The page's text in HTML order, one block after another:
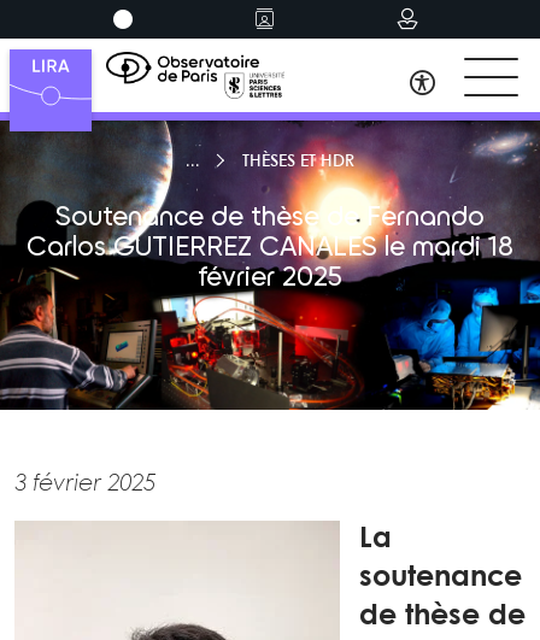
THÈSES ET HDR
Soutenance de thèse de Fernando
Carlos GUTIERREZ CANALES le mardi 18
février 2025
3 février 2025
La
soutenance
de thèse de